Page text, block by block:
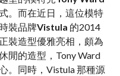
。而在近日，這位模特
裝品牌Vistula 的2014
裝造型優雅亮相，頗為
閒的造型，Tony Ward
。同時，Vistula 那種源